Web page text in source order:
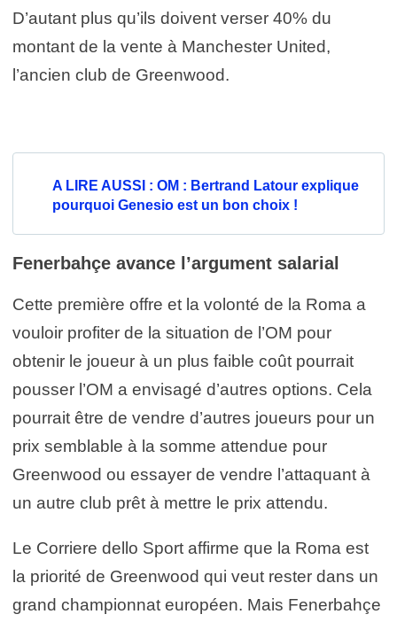
D’autant plus qu’ils doivent verser 40% du
montant de la vente à Manchester United,
l’ancien club de Greenwood.
A LIRE AUSSI : OM : Bertrand Latour explique
pourquoi Genesio est un bon choix !
Fenerbahçe avance l’argument salarial
Cette première offre et la volonté de la Roma a
vouloir profiter de la situation de l’OM pour
obtenir le joueur à un plus faible coût pourrait
pousser l’OM a envisagé d’autres options. Cela
pourrait être de vendre d’autres joueurs pour un
prix semblable à la somme attendue pour
Greenwood ou essayer de vendre l’attaquant à
un autre club prêt à mettre le prix attendu.
Le Corriere dello Sport affirme que la Roma est
la priorité de Greenwood qui veut rester dans un
grand championnat européen. Mais Fenerbahçe